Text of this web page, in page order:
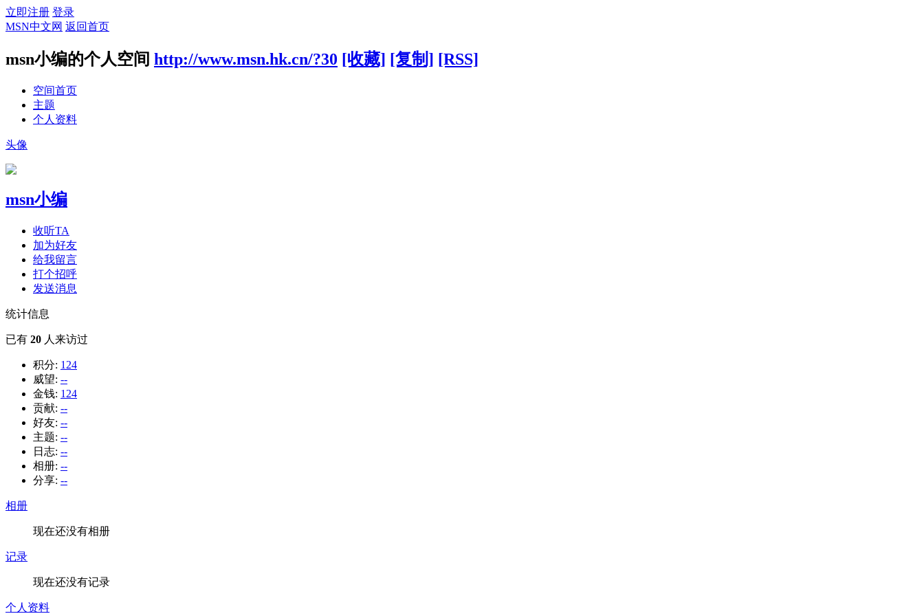
立即注册 登录
MSN中文网 返回首页
msn小编的个人空间 http://www.msn.hk.cn/?30 [收藏] [复制] [RSS]
空间首页
主题
个人资料
头像
msn小编
收听TA
加为好友
给我留言
打个招呼
发送消息
统计信息
已有 20 人来访过
积分: 124
威望: --
金钱: 124
贡献: --
好友: --
主题: --
日志: --
相册: --
分享: --
相册
现在还没有相册
记录
现在还没有记录
个人资料